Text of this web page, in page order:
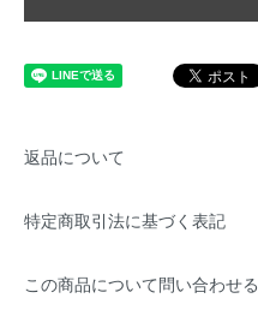
返品について
特定商取引法に基づく表記
この商品について問い合わせる